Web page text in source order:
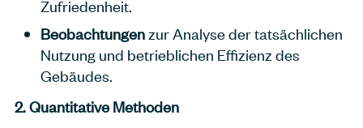
Zufriedenheit.
Beobachtungenzur Analyse der tatsächlichen
Nutzung und betrieblichen Effizienz des
Gebäudes.
2. Quantitative Methoden